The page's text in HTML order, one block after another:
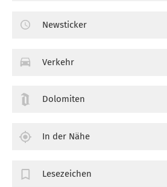
Newsticker
Verkehr
Dolomiten
In der Nähe
Lesezeichen